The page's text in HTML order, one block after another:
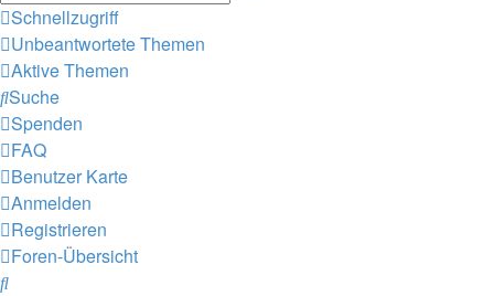
Schnellzugriff
Unbeantwortete Themen
Aktive Themen
Suche
Spenden
FAQ
Benutzer Karte
Anmelden
Registrieren
Foren-Übersicht
Suche